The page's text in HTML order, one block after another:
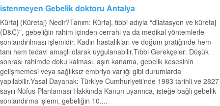
istenmeyen Gebelik doktoru Antalya
Kürtaj (Küretaj) Nedir?Tanım: Kürtaj, tıbbi adıyla “dilatasyon ve küretaj
(D&C)”, gebeliğin rahim içinden cerrahi ya da medikal yöntemlerle
sonlandırılması işlemidir. Kadın hastalıkları ve doğum pratiğinde hem
tanı hem tedavi amaçlı olarak uygulanabilir.Tıbbi Gerekçeler: Düşük
sonrası rahimde doku kalması, aşırı kanama, gebelik kesesinin
gelişmemesi veya sağlıksız embriyo varlığı gibi durumlarda
yapılabilir.Yasal Dayanak: Türkiye Cumhuriyeti’nde 1983 tarihli ve 2827
sayılı Nüfus Planlaması Hakkında Kanun uyarınca, isteğe bağlı gebelik
sonlandırma işlemi, gebeliğin 10....